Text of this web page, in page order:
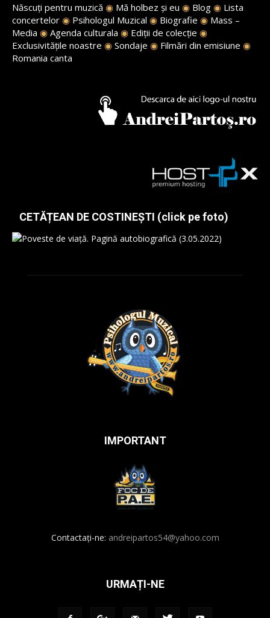
Născuți pentru muzică ◉ Mă holbez și eu ◉ Blog ◉ Lista
concertelor ◉ Psihologul Muzical ◉ Biografie ◉ Mass –
Media ◉ Agenda culturala ◉ Ediții de colecție ◉
Exclusivitățile noastre ◉ Sondaje ◉ Filmări din emisiune ◉
Romania canta
CETĂȚEAN DE COSTINEȘTI (click pe foto)
IMPORTANT
Contactați-ne: andreipartos54@yahoo.com
URMAȚI-NE